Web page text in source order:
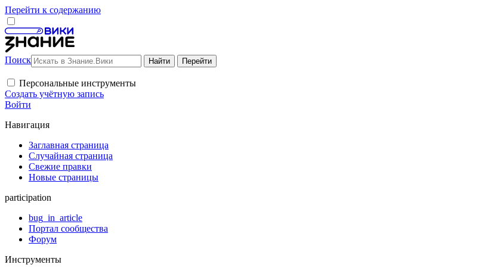
Перейти к содержанию
Поиск
Персональные инструменты
Создать учётную запись
Войти
Навигация
Заглавная страница
Случайная страница
Свежие правки
Новые страницы
participation
bug_in_article
Портал сообщества
Форум
Инструменты